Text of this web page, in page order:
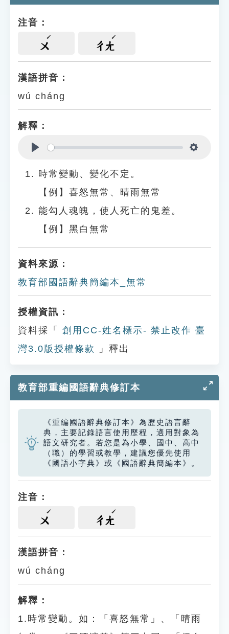
遊戲專區
貓頭鷹博士
注音：
ㄨ ㄔㄤ
漢語拼音：
wú cháng
解釋：
時常變動、變化不定。
【例】喜怒無常、晴雨無常
能勾人魂魄，使人死亡的鬼差。
【例】黑白無常
資料來源：
教育部國語辭典簡編本_無常
授權資訊：
資料採「
創用CC-姓名標示- 禁止改作 臺
灣3.0版授權條款
」釋出
教育部重編國語辭典修訂本
《重編國語辭典修訂本》為歷史語言辭
典，主要記錄語言使用歷程，適用對象為
語文研究者。若您是為小學、國中、高中
（職）的學習或教學，建議您優先使用
《國語小字典》或《國語辭典簡編本》。
注音：
ㄨ ㄔㄤ
漢語拼音：
wú cháng
解釋：
1.時常變動。如：「喜怒無常」、「晴雨